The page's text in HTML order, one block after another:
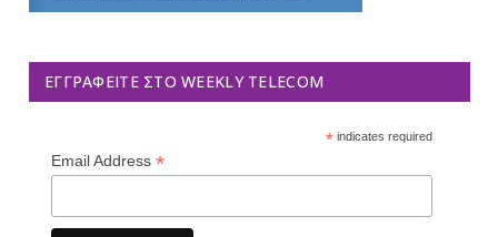
ΕΓΓΡΑΦΕΊΤΕ ΣΤΟ WEEKLY TELECOM
*indicates required
Email Address *